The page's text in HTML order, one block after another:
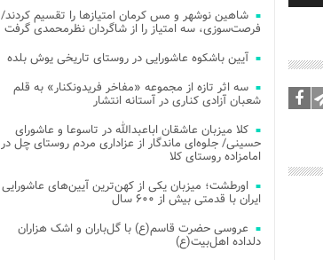
شاهین نوشهر و مس کرمان امتیازها را تقسیم کردند/
فرصت‌سوزی، سه امتیاز را از شاگردان نظرمحمدی گرفت
آیین باشکوه عاشورایی در روستای تاریخی یوش بلده
سه اثر تازه از مجموعه «مفاخر فریدونکنار» به قلم
شعبان آزادی کناری در آستانه انتشار
کلا میزبان عاشقان اباعبدالله در تاسوعا و عاشورای
حسینی/ جلوه‌ای ماندگار از عزاداری مردم روستای چل در
امامزاده روستای کلا
اورطشت؛ میزبان یکی از کهن‌ترین آیین‌های عاشورایی
ایران با قدمتی بیش از ۶۰۰ سال
عروسی حضرت قاسم(ع) با گل‌باران و اشک هزاران
دلداده اهل‌بیت(ع)